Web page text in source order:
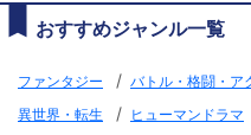
おすすめジャンル一覧
ファンタジー / バトル・格闘・ア
異世界・転生 / ヒューマンドラマ